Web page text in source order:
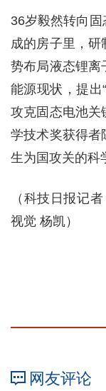
36岁毅然转向
成的房子里，研
势布局液态锂离
能源现状，提出
攻克固态电池
学技术奖获得者
生为国攻关的科
（科技日报记
视觉 杨凯）
网友评论